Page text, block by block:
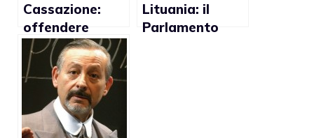
Cassazione:
offendere
qualcuno con il
termine “frocio”
è reato
Lituania: il
Parlamento